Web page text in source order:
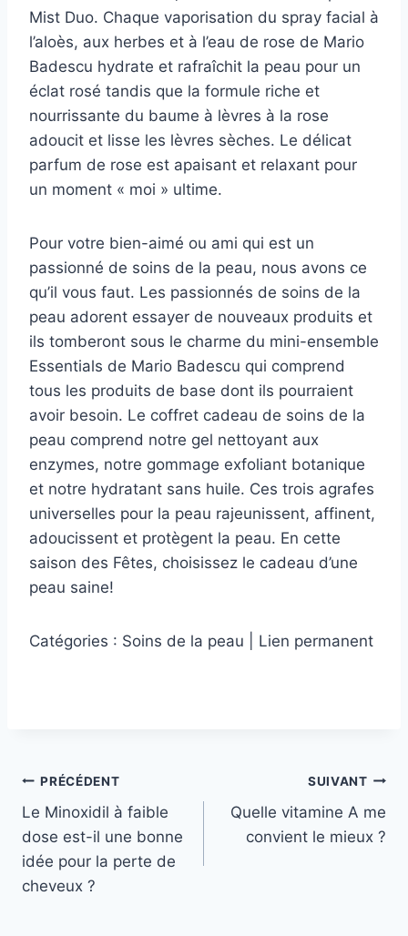
Mist Duo. Chaque vaporisation du spray facial à
l’aloès, aux herbes et à l’eau de rose de Mario
Badescu hydrate et rafraîchit la peau pour un
éclat rosé tandis que la formule riche et
nourrissante du baume à lèvres à la rose
adoucit et lisse les lèvres sèches. Le délicat
parfum de rose est apaisant et relaxant pour
un moment « moi » ultime.
Pour votre bien-aimé ou ami qui est un
passionné de soins de la peau, nous avons ce
qu’il vous faut. Les passionnés de soins de la
peau adorent essayer de nouveaux produits et
ils tomberont sous le charme du mini-ensemble
Essentials de Mario Badescu qui comprend
tous les produits de base dont ils pourraient
avoir besoin. Le coffret cadeau de soins de la
peau comprend notre gel nettoyant aux
enzymes, notre gommage exfoliant botanique
et notre hydratant sans huile. Ces trois agrafes
universelles pour la peau rajeunissent, affinent,
adoucissent et protègent la peau. En cette
saison des Fêtes, choisissez le cadeau d’une
peau saine!
Catégories : Soins de la peau | Lien permanent
Navigation
de
l’article
PRÉCÉDENT
Le Minoxidil à faible
dose est-il une bonne
idée pour la perte de
cheveux ?
SUIVANT
Quelle vitamine A me
convient le mieux ?